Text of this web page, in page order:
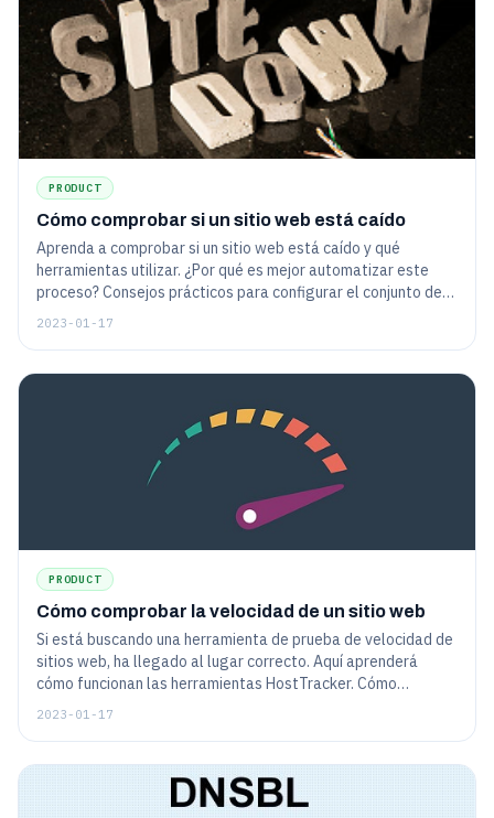
PRODUCT
Cómo comprobar si un sitio web está caído
Aprenda a comprobar si un sitio web está caído y qué
herramientas utilizar. ¿Por qué es mejor automatizar este
proceso? Consejos prácticos para configurar el conjunto de
herramientas.
2023-01-17
PRODUCT
Cómo comprobar la velocidad de un sitio web
Si está buscando una herramienta de prueba de velocidad de
sitios web, ha llegado al lugar correcto. Aquí aprenderá
cómo funcionan las herramientas HostTracker. Cómo
comprobar la velocidad de carga del sitio: versión de
2023-01-17